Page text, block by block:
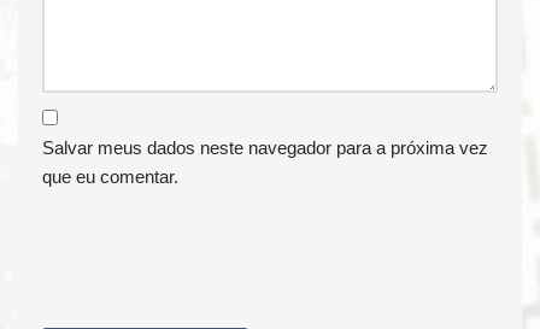
Salvar meus dados neste navegador para a próxima vez
que eu comentar.